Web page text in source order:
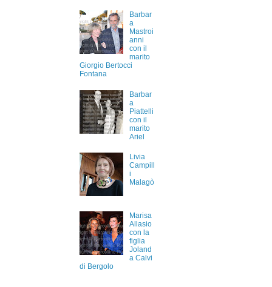
Barbar
a
Mastroi
anni
con il
marito
Giorgio Bertocci
Fontana
Barbar
a
Piattelli
con il
marito
Ariel
Livia
Campill
i
Malagò
Marisa
Allasio
con la
figlia
Joland
a Calvi
di Bergolo